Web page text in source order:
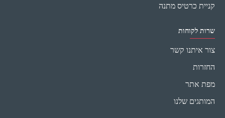
קניית כרטיס מתנה
שרות לקוחות
צור איתנו קשר
החזרות
מפת אתר
המותגים שלנו